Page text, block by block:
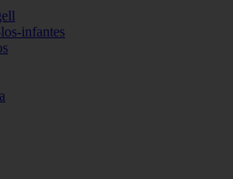
infantes